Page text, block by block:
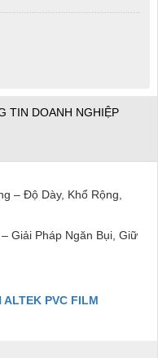
TIN DOANH NGHIỆP
– Độ Dày, Khổ Rộng,
Giải Pháp Ngăn Bụi, Giữ
ALTEK PVC FILM